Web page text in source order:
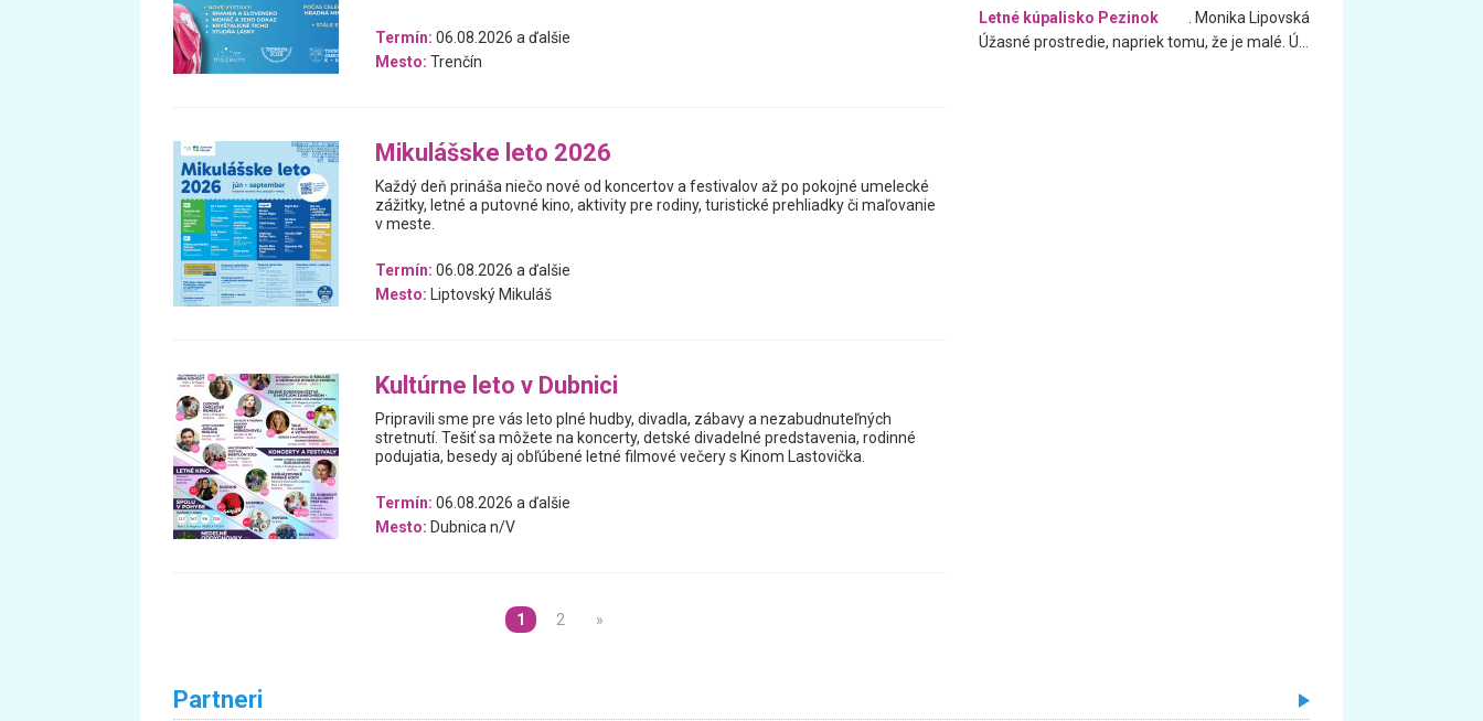
Termín: 06.08.2026 a ďalšie
Mesto: Trenčín
Mikulášske leto 2026
Každý deň prináša niečo nové od koncertov a festivalov až po pokojné umelecké
zážitky, letné a putovné kino, aktivity pre rodiny, turistické prehliadky či maľovanie
v meste.
Termín: 06.08.2026 a ďalšie
Mesto: Liptovský Mikuláš
Kultúrne leto v Dubnici
Pripravili sme pre vás leto plné hudby, divadla, zábavy a nezabudnuteľných
stretnutí. Tešiť sa môžete na koncerty, detské divadelné predstavenia, rodinné
podujatia, besedy aj obľúbené letné filmové večery s Kinom Lastovička.
Termín: 06.08.2026 a ďalšie
Mesto: Dubnica n/V
1 2 »
Letné kúpalisko Pezinok
. Monika Lipovská
Partneri